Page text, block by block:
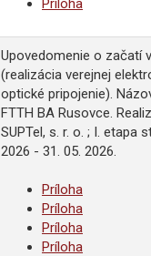
Príloha
Upovedomenie o začatí
(realizácia verejnej
optické pripojenie).
FTTH BA Rusovce.
SUPTel, s. r. o. ; I. etapa
2026 - 31. 05. 2026.
Príloha
Príloha
Príloha
Príloha